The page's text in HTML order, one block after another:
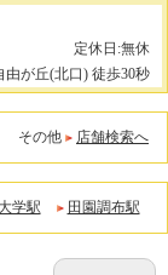
定休日:無休
が丘(北口) 徒歩30秒
その他 店舗検索へ
学駅 田園調布駅